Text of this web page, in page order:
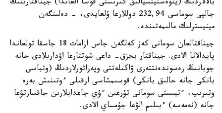
بالالاردىڭ (ينۆەستيتسيالىق كىرىستى قوسا العاندا) جيناقتارىنىڭ
جالپى سوماسى 232,94 دوللارعا ۇلعايدى، - دەلىنگەن
مينيسترلىك مالىمەتىندە.
جيناقتالعان سومانى كەز كەلگەن جاس ازامات 18 جاسقا تولعاندا
پايدالانا الادى. جيناقتار بجزق- داعى شوتتارعا اۋدارىلادى جانە
جوبانىڭ رەسوندەنتتەرى ۋاكىلەتتى وپەراتورلاردىڭ (وتباسى
بانكى جانە حالىق بانكى) قوسىمشاسى ارقىلى ءوتىنىش بەرە
وتىرىپ، ءتيىستى سومانى تۇرعىن ءۇي جاعدايلارىن جاقسارتۋعا
جانە (نەمەسە) ءبىلىم الۋعا جۇمساي الادى.